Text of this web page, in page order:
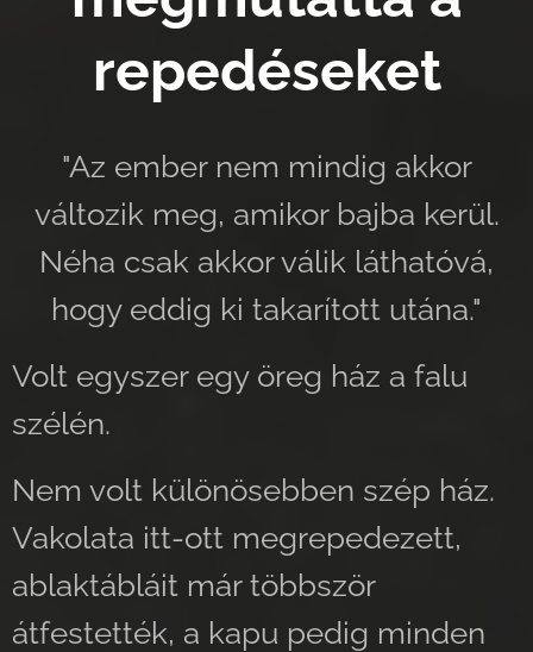
repedéseket
"Az ember nem mindig akkor
változik meg, amikor bajba kerül.
Néha csak akkor válik láthatóvá,
hogy eddig ki takarított utána."
Volt egyszer egy öreg ház a falu
szélén.
Nem volt különösebben szép ház.
Vakolata itt-ott megrepedezett,
ablaktábláit már többször
átfestették, a kapu pedig minden